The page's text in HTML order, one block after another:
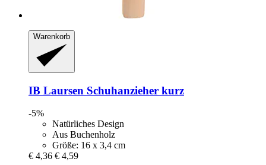
Warenkorb
IB Laursen Schuhanzieher kurz
-5%
Natürliches Design
Aus Buchenholz
Größe: 16 x 3,4 cm
€ 4,36 € 4,59